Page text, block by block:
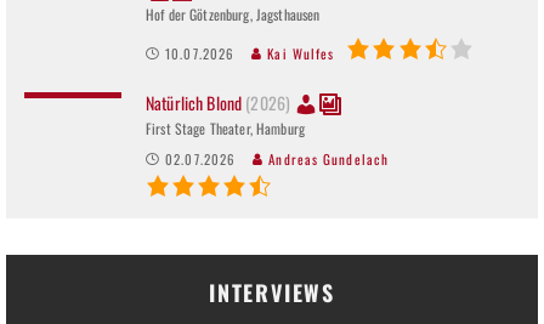
Hof der Götzenburg, Jagsthausen
10.07.2026 Kai Wulfes
Natürlich Blond(2026)
First Stage Theater, Hamburg
02.07.2026 Andreas Gundelach
INTERVIEWS